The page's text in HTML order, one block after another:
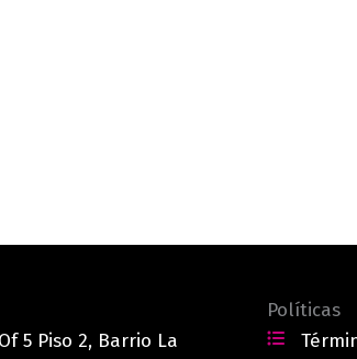
5 Piso 2, Barrio La
Políticas